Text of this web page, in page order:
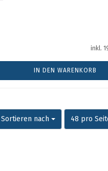
inkl.
IN DEN WARENKORB
Sortieren nach
Sortieren nach 48 pro
pro Seite